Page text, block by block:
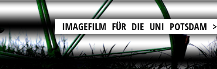
IMAGEFILM FÜR DIE UNI POTSDAM >